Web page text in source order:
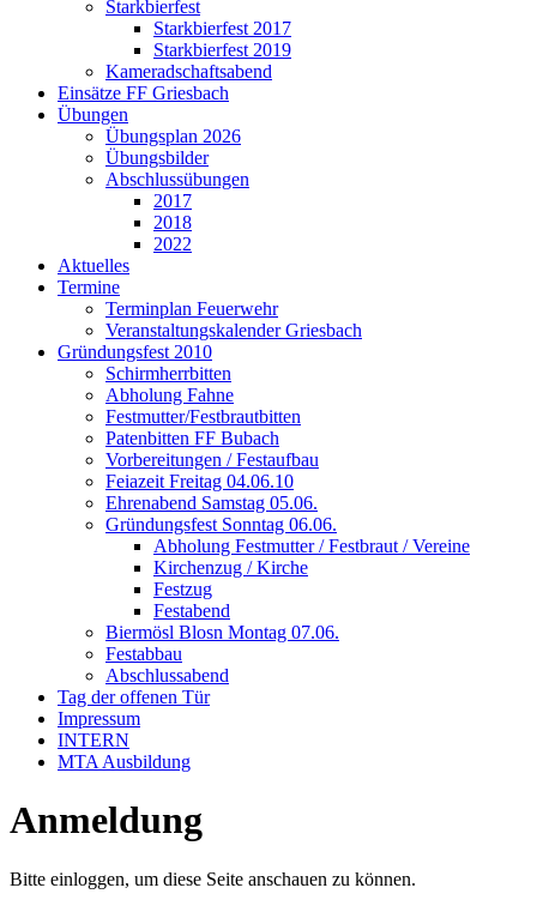
Starkbierfest
Starkbierfest 2017
Starkbierfest 2019
Kameradschaftsabend
Einsätze FF Griesbach
Übungen
Übungsplan 2026
Übungsbilder
Abschlussübungen
2017
2018
2022
Aktuelles
Termine
Terminplan Feuerwehr
Veranstaltungskalender Griesbach
Gründungsfest 2010
Schirmherrbitten
Abholung Fahne
Festmutter/Festbrautbitten
Patenbitten FF Bubach
Vorbereitungen / Festaufbau
Feiazeit Freitag 04.06.10
Ehrenabend Samstag 05.06.
Gründungsfest Sonntag 06.06.
Abholung Festmutter / Festbraut / Vereine
Kirchenzug / Kirche
Festzug
Festabend
Biermösl Blosn Montag 07.06.
Festabbau
Abschlussabend
Tag der offenen Tür
Impressum
INTERN
MTA Ausbildung
Anmeldung
Bitte einloggen, um diese Seite anschauen zu können.